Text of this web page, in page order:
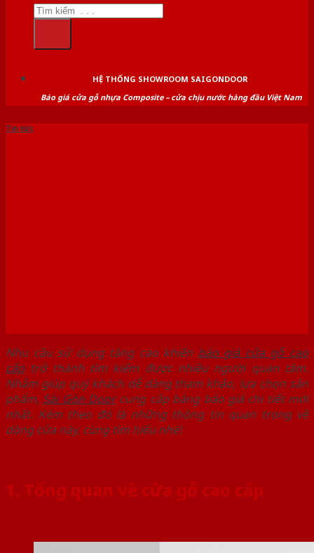
HỆ THỐNG SHOWROOM SAIGONDOOR
Báo giá cửa gỗ nhựa Composite – cửa chịu nước hàng đầu Việt Nam
Tin tức
Nhu cầu sử dụng tăng cao khiến báo giá cửa gỗ cao
cấptrở thành tìm kiếm được nhiều người quan tâm.
Nhằm giúp quý khách dễ dàng tham khảo, lựa chọn sản
phẩm, Sài Gòn Doorcung cấp bảng báo giá chi tiết mới
nhất. Kèm theo đó là những thông tin quan trọng về
dòng cửa này, cùng tìm hiểu nhé!
1. Tổng quan về cửa gỗ cao cấp